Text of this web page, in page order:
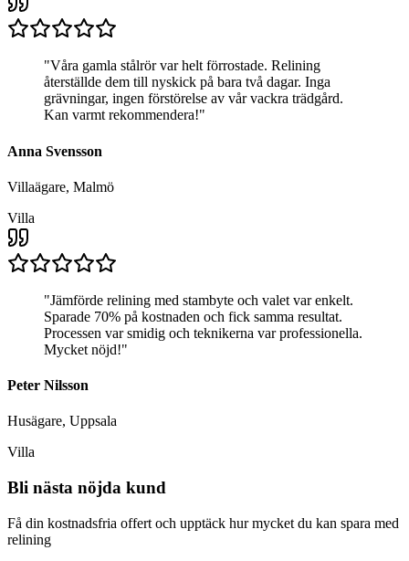
"Våra gamla stålrör var helt förrostade. Relining
återställde dem till nyskick på bara två dagar. Inga
grävningar, ingen förstörelse av vår vackra trädgård.
Kan varmt rekommendera!"
Anna Svensson
Villaägare, Malmö
Villa
"Jämförde relining med stambyte och valet var enkelt.
Sparade 70% på kostnaden och fick samma resultat.
Processen var smidig och teknikerna var professionella.
Mycket nöjd!"
Peter Nilsson
Husägare, Uppsala
Villa
Bli nästa nöjda kund
Få din kostnadsfria offert och upptäck hur mycket du kan spara med
relining